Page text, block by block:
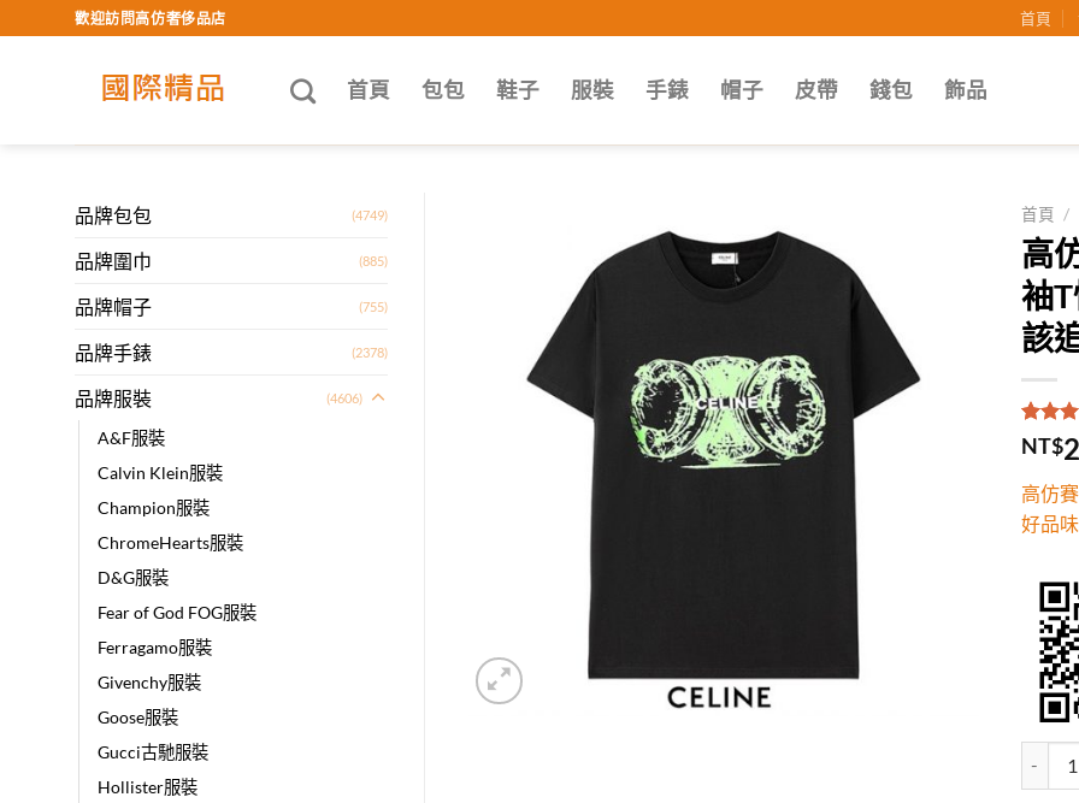
to
歡迎訪問高仿奢侈品店 首頁
首頁 包包 鞋子 服裝 手錶 帽子 皮帶 錢包 飾品
品牌包包 (4749)
品牌圍巾 (885)
品牌帽子 (755)
品牌手錶 (2378)
品牌服裝 (4606)
A&F服裝
Calvin Klein服裝
Champion服裝
ChromeHearts服裝
D&G服裝
Fear of God FOG服裝
Ferragamo服裝
Givenchy服裝
Goose服裝
Gucci古馳服裝
Hollister服裝
首頁 /
高
袖
該
評分
5，
1
分
NT$
高仿
好品